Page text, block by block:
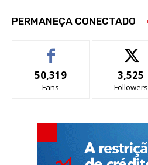
PERMANEÇA CONECTADO
50,319
Fans
3,525
Followers